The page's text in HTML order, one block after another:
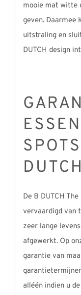
mooie mat witte
geven. Daarmee
uitstraling en
DUTCH design
DUTCH
De B DUTCH
vervaardigd van
zeer lange
afgewerkt. Op
garantie van
alléén indien u